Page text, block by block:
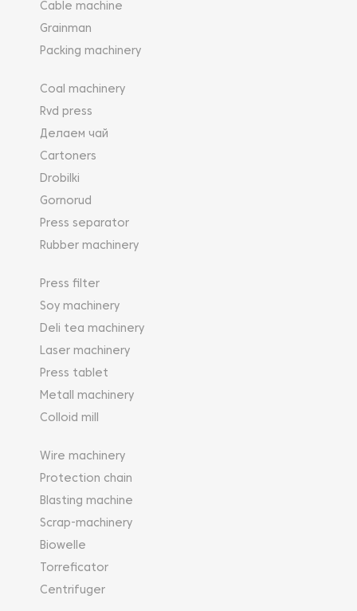
Cable machine
Grainman
Packing machinery
Coal machinery
Rvd press
Делаем чай
Cartoners
Drobilki
Gornorud
Press separator
Rubber machinery
Press filter
Soy machinery
Deli tea machinery
Laser machinery
Press tablet
Metall machinery
Colloid mill
Wire machinery
Protection chain
Blasting machine
Scrap-machinery
Biowelle
Torreficator
Centrifuger